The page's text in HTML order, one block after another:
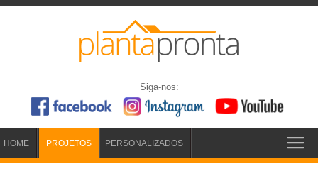
Siga-nos:
HOME PROJETOS PERSONALIZADOS